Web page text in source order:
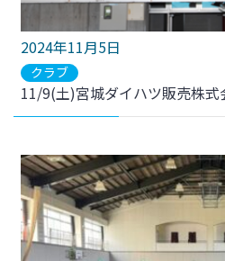
2024年11月5日
クラブ